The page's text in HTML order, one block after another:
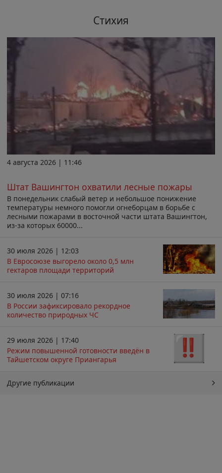
Стихия
4 августа 2026 | 11:46
Штат Вашингтон охватили лесные пожары
В понедельник слабый ветер и небольшое понижение
температуры немного помогли огнеборцам в борьбе с
лесными пожарами в восточной части штата Вашингтон,
из-за которых 60000...
30 июля 2026 | 12:03
В Евросоюзе выгорело около 0,5 млн
гектаров площади территорий
30 июля 2026 | 07:16
В России зафиксировало рекордное
количество природных ЧС
29 июля 2026 | 17:40
Режим повышенной готовности введён в
Тайшетском округе Приангарья
Другие публикации